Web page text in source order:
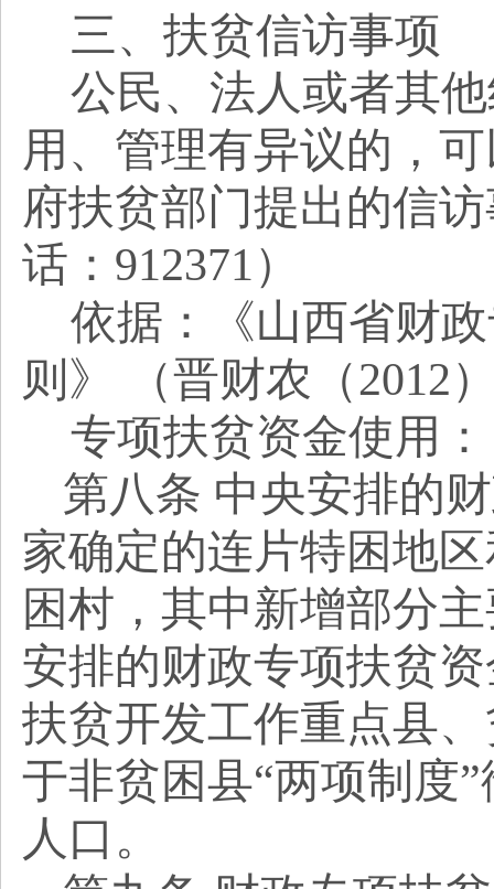
三、 扶贫信访事项
公民、法人或者其
用、管理有异议的，
府扶贫部门提出的信
话： 912371）
依据：《山西省财
则》
（晋财农（2012
专项扶贫资金使用：
第八条 中央安排的
家确定的连片特困地
困村，其中新增部分
安排的财政专项扶贫
扶贫开发工作重点县
于非贫困县“两项制度
人口。